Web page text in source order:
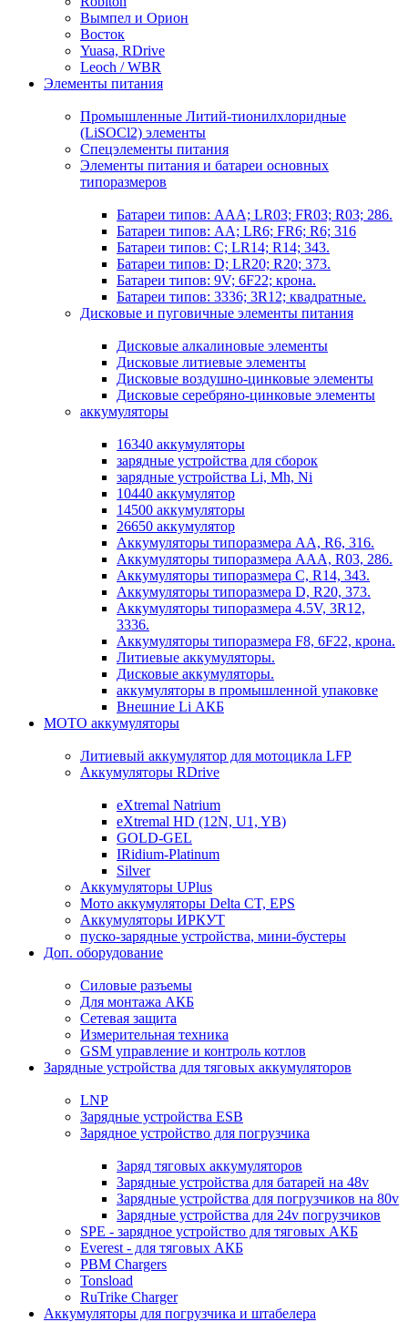
Вымпел и Орион
Восток
Yuasa, RDrive
Leoch / WBR
Элементы питания
Промышленные Литий-тионилхлоридные
(LiSOCl2) элементы
Спецэлементы питания
Элементы питания и батареи основных
типоразмеров
Батареи типов: AAA; LR03; FR03; R03; 286.
Батареи типов: AA; LR6; FR6; R6; 316
Батареи типов: C; LR14; R14; 343.
Батареи типов: D; LR20; R20; 373.
Батареи типов: 9V; 6F22; крона.
Батареи типов: 3336; 3R12; квадратные.
Дисковые и пуговичные элементы питания
Дисковые алкалиновые элементы
Дисковые литиевые элементы
Дисковые воздушно-цинковые элементы
Дисковые серебряно-цинковые элементы
аккумуляторы
16340 аккумуляторы
зарядные устройства для сборок
зарядные устройства Li, Mh, Ni
10440 аккумулятор
14500 аккумуляторы
26650 аккумулятор
Аккумуляторы типоразмера АА, R6, 316.
Аккумуляторы типоразмера ААА, R03, 286.
Аккумуляторы типоразмера С, R14, 343.
Аккумуляторы типоразмера D, R20, 373.
Аккумуляторы типоразмера 4.5V, 3R12,
3336.
Аккумуляторы типоразмера F8, 6F22, крона.
Литиевые аккумуляторы.
Дисковые аккумуляторы.
аккумуляторы в промышленной упаковке
Внешние Li АКБ
МОТО аккумуляторы
Литиевый аккумулятор для мотоцикла LFP
Аккумуляторы RDrive
eXtremal Natrium
eXtremal HD (12N, U1, YB)
GOLD-GEL
IRidium-Platinum
Silver
Аккумуляторы UPlus
Мото аккумуляторы Delta CT, EPS
Аккумуляторы ИРКУТ
пуско-зарядные устройства, мини-бустеры
Доп. оборудование
Силовые разъемы
Для монтажа АКБ
Сетевая защита
Измерительная техника
GSM управление и контроль котлов
Зарядные устройства для тяговых аккумуляторов
LNP
Зарядные устройства ESB
Зарядное устройство для погрузчика
Заряд тяговых аккумуляторов
Зарядные устройства для батарей на 48v
Зарядные устройства для погрузчиков на 80v
Зарядные устройства для 24v погрузчиков
SPE - зарядное устройство для тяговых АКБ
Everest - для тяговых АКБ
PBM Chargers
Tonsload
RuTrike Charger
Аккумуляторы для погрузчика и штабелера